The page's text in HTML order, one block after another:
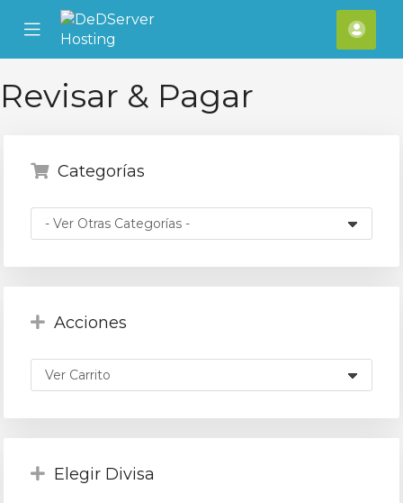
Mobile
Menu
Revisar & Pagar
Categorías
Acciones
Elegir Divisa